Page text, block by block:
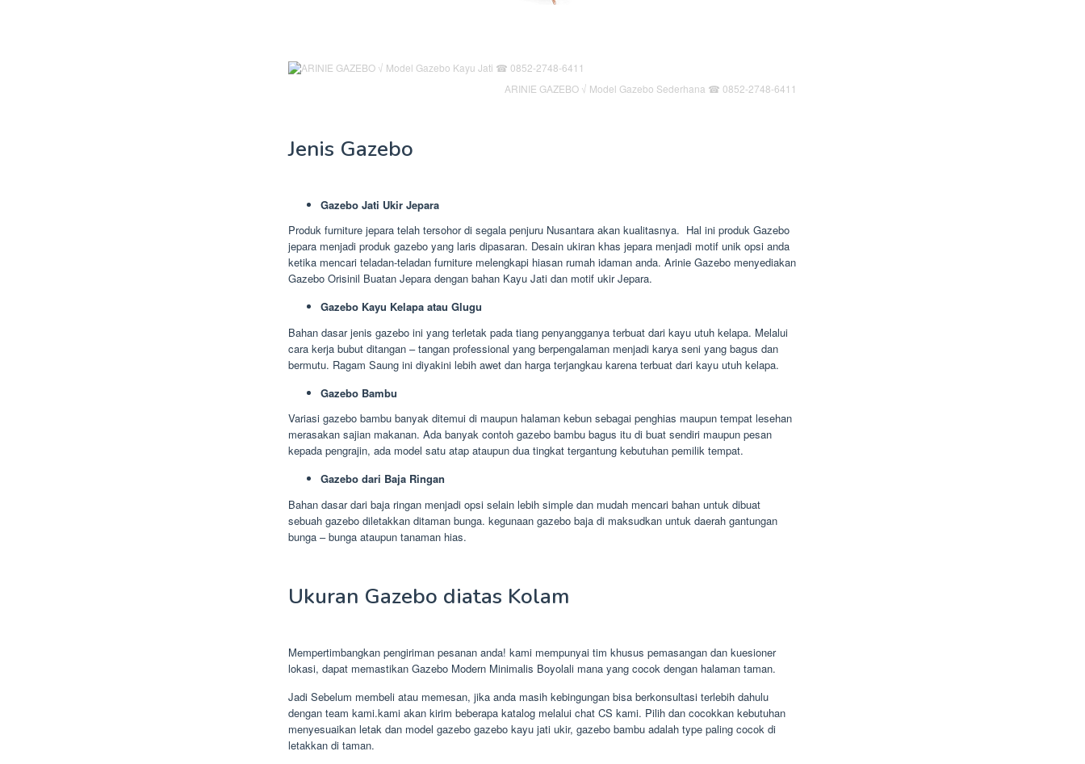
ARINIE GAZEBO √ Model Gazebo Sederhana ☎ 0852-2748-6411
Jenis Gazebo
Gazebo Jati Ukir Jepara
Produk furniture jepara telah tersohor di segala penjuru Nusantara akan kualitasnya. Hal ini produk Gazebo
jepara menjadi produk gazebo yang laris dipasaran. Desain ukiran khas jepara menjadi motif unik opsi anda
ketika mencari teladan-teladan furniture melengkapi hiasan rumah idaman anda. Arinie Gazebo menyediakan
Gazebo Orisinil Buatan Jepara dengan bahan Kayu Jati dan motif ukir Jepara.
Gazebo Kayu Kelapa atau Glugu
Bahan dasar jenis gazebo ini yang terletak pada tiang penyangganya terbuat dari kayu utuh kelapa. Melalui
cara kerja bubut ditangan – tangan professional yang berpengalaman menjadi karya seni yang bagus dan
bermutu. Ragam Saung ini diyakini lebih awet dan harga terjangkau karena terbuat dari kayu utuh kelapa.
Gazebo Bambu
Variasi gazebo bambu banyak ditemui di maupun halaman kebun sebagai penghias maupun tempat lesehan
merasakan sajian makanan. Ada banyak contoh gazebo bambu bagus itu di buat sendiri maupun pesan
kepada pengrajin, ada model satu atap ataupun dua tingkat tergantung kebutuhan pemilik tempat.
Gazebo dari Baja Ringan
Bahan dasar dari baja ringan menjadi opsi selain lebih simple dan mudah mencari bahan untuk dibuat
sebuah gazebo diletakkan ditaman bunga. kegunaan gazebo baja di maksudkan untuk daerah gantungan
bunga – bunga ataupun tanaman hias.
Ukuran Gazebo diatas Kolam
Mempertimbangkan pengiriman pesanan anda! kami mempunyai tim khusus pemasangan dan kuesioner
lokasi, dapat memastikan Gazebo Modern Minimalis Boyolali mana yang cocok dengan halaman taman.
Jadi Sebelum membeli atau memesan, jika anda masih kebingungan bisa berkonsultasi terlebih dahulu
dengan team kami.kami akan kirim beberapa katalog melalui chat CS kami. Pilih dan cocokkan kebutuhan
menyesuaikan letak dan model gazebo gazebo kayu jati ukir, gazebo bambu adalah type paling cocok di
letakkan di taman.